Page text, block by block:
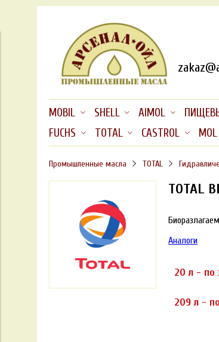
MOBIL SHELL AIMOL
FUCHS
TOTAL CASTROL MOL
Промышленные масла TOTAL
TOTAL
Аналоги
20 л - по
209 л -